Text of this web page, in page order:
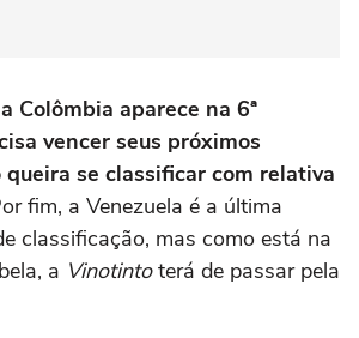
a Colômbia aparece na 6ª
vencer seus próximos
se classificar com relativa
fim, a Venezuela é a última
classificação, mas como está na
a Vinotintoterá de passar pela